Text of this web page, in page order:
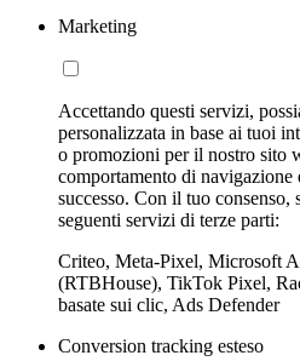
Marketing
Accettando questi servizi,
personalizzata in base ai tuoi
o promozioni per il nostro sito
comportamento di
successo. Con il tuo
seguenti servizi di terze parti:
Criteo, Meta-Pixel, Microsoft
(RTBHouse), TikTok Pixel,
basate sui clic, Ads Defender
Conversion tracking esteso